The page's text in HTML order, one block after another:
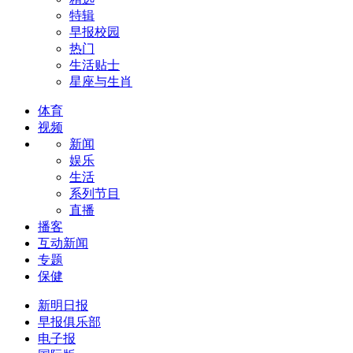
特辑
早报校园
热门
生活贴士
星座与生肖
体育
视频
新闻
娱乐
生活
系列节目
直播
播客
互动新闻
专题
保健
新明日报
早报俱乐部
电子报